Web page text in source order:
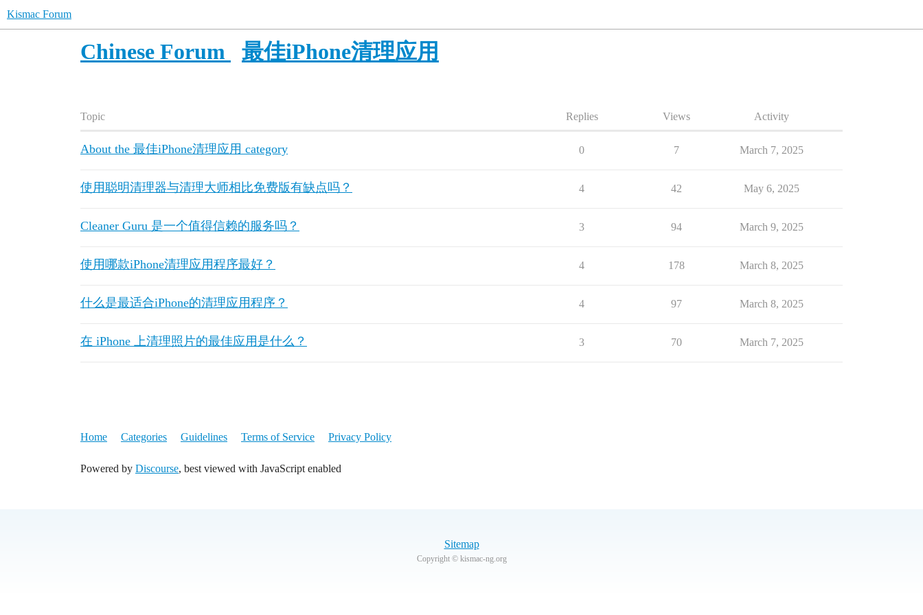
Kismac Forum
Chinese Forum 最佳iPhone清理应用
Topic Replies Views Activity
About the 最佳iPhone清理应用 category 0 7 March 7, 2025
使用聪明清理器与清理大师相比免费版有缺点吗？ 4 42 May 6, 2025
Cleaner Guru 是一个值得信赖的服务吗？ 3 94 March 9, 2025
使用哪款iPhone清理应用程序最好？ 4 178 March 8, 2025
什么是最适合iPhone的清理应用程序？ 4 97 March 8, 2025
在 iPhone 上清理照片的最佳应用是什么？ 3 70 March 7, 2025
Home Categories Guidelines Terms of Service Privacy Policy
Powered by Discourse, best viewed with JavaScript enabled
Sitemap
Copyright © kismac-ng.org